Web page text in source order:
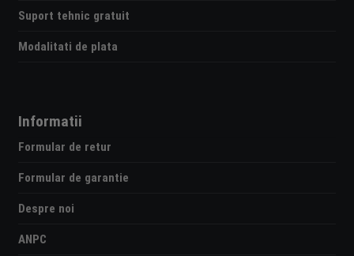
Suport tehnic gratuit
Modalitati de plata
Informatii
Formular de retur
Formular de garantie
Despre noi
ANPC